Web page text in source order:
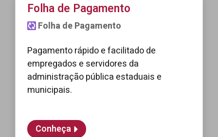
Folha de Pagamento
Folha de Pagamento
Pagamento rápido e facilitado de
empregados e servidores da
administração pública estaduais e
municipais.
Conheça